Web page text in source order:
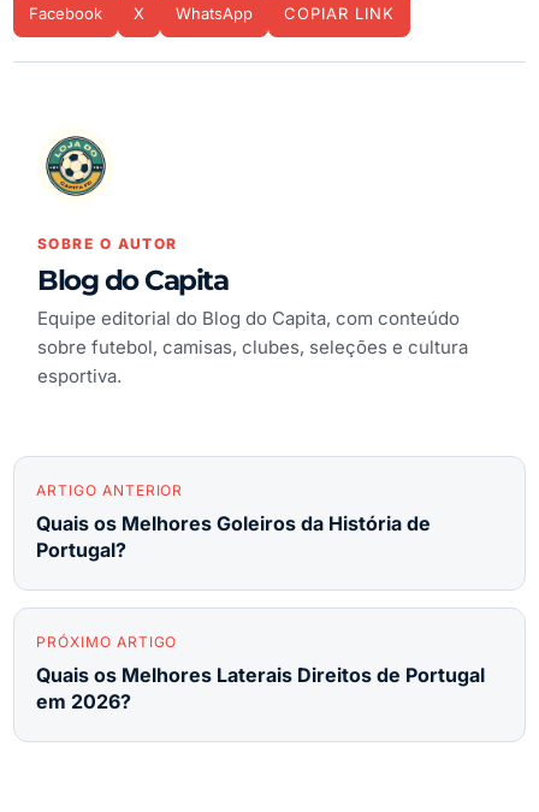
Facebook X WhatsApp COPIAR LINK
SOBRE O AUTOR
Blog do Capita
Equipe editorial do Blog do Capita, com conteúdo
sobre futebol, camisas, clubes, seleções e cultura
esportiva.
ARTIGO ANTERIOR
Quais os Melhores Goleiros da História de
Portugal?
PRÓXIMO ARTIGO
Quais os Melhores Laterais Direitos de Portugal
em 2026?